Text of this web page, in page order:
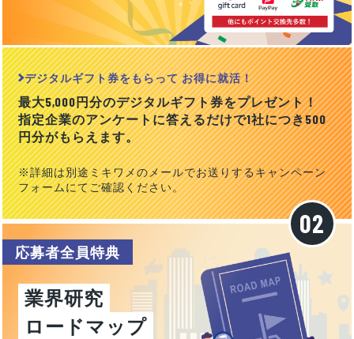
デジタルギフト券をもらって お得に就活！
最大5,000円分のデジタルギフト券をプレゼント！
指定企業のアンケートに答えるだけで1社につき500
円分がもらえます。
※詳細は別途ミキワメのメールでお送りするキャンペーン
フォームにてご確認ください。
応募者全員特典
業界研究
ロードマップ